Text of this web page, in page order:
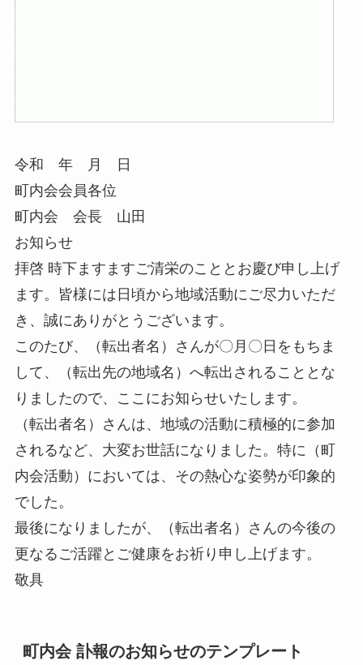
令和 年 月 日
町内会会員各位
町内会 会長 山田
お知らせ
拝啓 時下ますますご清栄のこととお慶び申し上げ
ます。皆様には日頃から地域活動にご尽力いただ
き、誠にありがとうございます。
このたび、（転出者名）さんが〇月〇日をもちま
して、（転出先の地域名）へ転出されることとな
りましたので、ここにお知らせいたします。
（転出者名）さんは、地域の活動に積極的に参加
されるなど、大変お世話になりました。特に（町
内会活動）においては、その熱心な姿勢が印象的
でした。
最後になりましたが、（転出者名）さんの今後の
更なるご活躍とご健康をお祈り申し上げます。
敬具
町内会 訃報のお知らせのテンプレート